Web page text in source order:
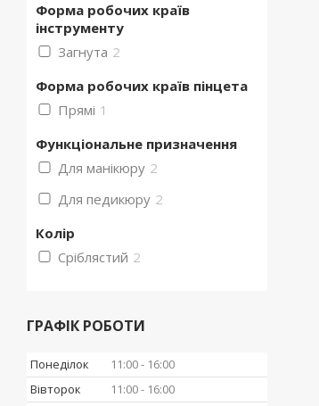
Форма робочих країв
інструменту
Загнута 2
Форма робочих країв пінцета
Прямі 1
Функціональне призначення
Для манікюру 2
Для педикюру 2
Колір
Сріблястий 2
ГРАФІК РОБОТИ
Понеділок 11:00
16:00
Вівторок
11:00
16:00